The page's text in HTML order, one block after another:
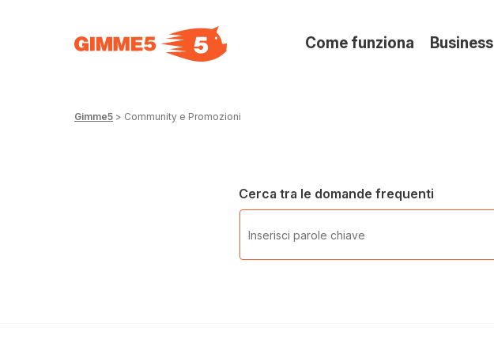
Come funziona Business
Gimme5 > Community e Promozioni
Cerca tra le domande frequenti